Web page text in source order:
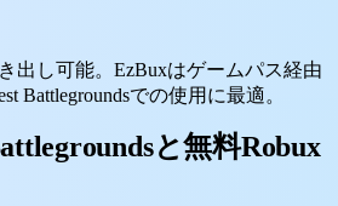
出し可能。EzBuxはゲームパス経由
Battlegroundsでの使用に最適。
と無料Robux